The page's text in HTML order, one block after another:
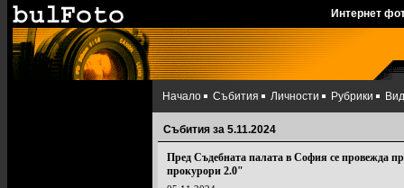
Интернет
Начало Събития Личности Рубрики
Събития за 5.11.2024
Пред Съдебната палата в София се провежда
прокурори 2.0"